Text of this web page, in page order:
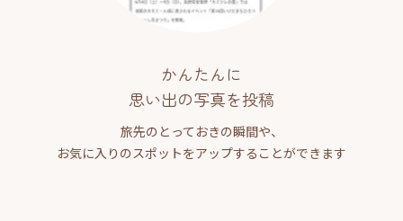
かんたんに
思い出の写真を投稿
旅先のとっておきの瞬間や、
お気に入りのスポットをアップすることができます